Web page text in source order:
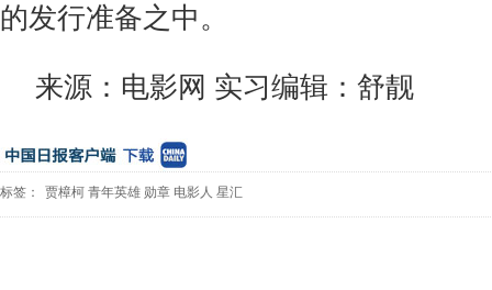
的发行准备之中。
来源：电影网 实习编辑：舒靓
标签： 贾樟柯 青年英雄 勋章 电影人 星汇